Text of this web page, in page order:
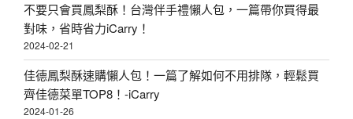
不要只會買鳳梨酥！台灣伴手禮懶人包，一篇帶你買得最
對味，省時省力iCarry！
2024-02-21
佳德鳳梨酥速購懶人包！一篇了解如何不用排隊，輕鬆買
齊佳德菜單TOP8！-iCarry
2024-01-26